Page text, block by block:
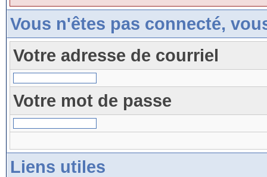
Vous n'êtes pas connecté,
Votre adresse de courriel
Votre mot de passe
Liens utiles